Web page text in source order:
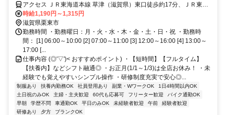
アクセス ＪＲ東海道本線 草津（滋賀県）東口徒歩約17分、ＪＲ東海
道本線 栗東東口徒歩約30分、ＪＲ草津線 手原南口徒歩約31分
時給1,190円～1,315円
滋賀県栗東市
勤務時間 ・勤務曜日：月・火・水・木・金・土・日・祝 ・勤務時
間： [1] 06:00～10:00 [2] 07:00～11:00 [3] 12:00～16:00 [4] 13:00～
17:00 [...
仕事内容 (◎'▽')< おすすめポイント) ・【短時間】【フルタイム】
【扶養内】などシフト融通◎ ・お正月(1/1～1/3)は全店お休み！ ・未
経験でも覚えやすいシンプル操作 ・研修制度充実で安心◎...
制服あり 扶養内勤務OK 社員登用あり 副業・WワークOK
1日4時間以内OK
土日祝のみOK
主婦・主夫歓迎 60代も応募可 フリーター歓迎
バイク通勤OK
早朝
学歴不問 車通勤OK 平日のみOK 未経験者歓迎 午前
経験者歓迎
研修あり
夕方 ブランクOK